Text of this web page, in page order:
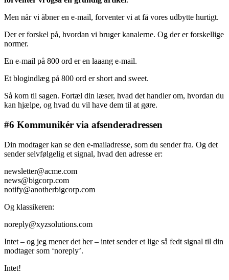
Men når vi åbner en e-mail, forventer vi at få vores udbytte hurtigt.
Der er forskel på, hvordan vi bruger kanalerne. Og der er forskellige
normer.
En e-mail på 800 ord er en laaang e-mail.
Et blogindlæg på 800 ord er short and sweet.
Så kom til sagen. Fortæl din læser, hvad det handler om, hvordan du
kan hjælpe, og hvad du vil have dem til at gøre.
#6 Kommunikér via afsenderadressen
Din modtager kan se den e-mailadresse, som du sender fra. Og det
sender selvfølgelig et signal, hvad den adresse er:
newsletter@acme.com
news@bigcorp.com
notify@anotherbigcorp.com
Og klassikeren:
noreply@xyzsolutions.com
Intet – og jeg mener det her – intet sender et lige så fedt signal til din
modtager som ‘noreply’.
Intet!